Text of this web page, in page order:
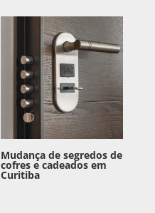
Mudança de segredos de
cofres e cadeados em
Curitiba